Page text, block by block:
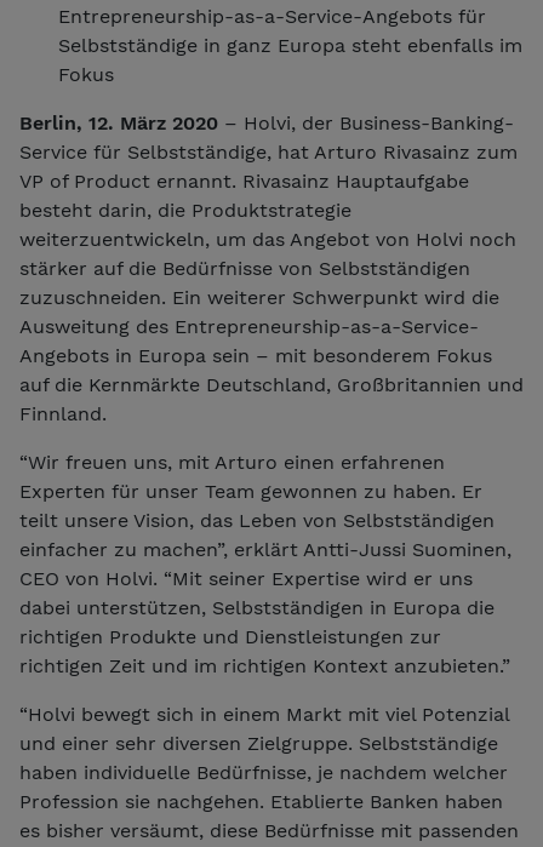
Entrepreneurship-as-a-Service-Angebots für
Selbstständige in ganz Europa steht ebenfalls im
Fokus
Berlin, 12. März 2020 – Holvi, der Business-Banking-
Service für Selbstständige, hat Arturo Rivasainz zum
VP of Product ernannt. Rivasainz Hauptaufgabe
besteht darin, die Produktstrategie
weiterzuentwickeln, um das Angebot von Holvi noch
stärker auf die Bedürfnisse von Selbstständigen
zuzuschneiden. Ein weiterer Schwerpunkt wird die
Ausweitung des Entrepreneurship-as-a-Service-
Angebots in Europa sein – mit besonderem Fokus
auf die Kernmärkte Deutschland, Großbritannien und
Finnland.
“Wir freuen uns, mit Arturo einen erfahrenen
Experten für unser Team gewonnen zu haben. Er
teilt unsere Vision, das Leben von Selbstständigen
einfacher zu machen”, erklärt Antti-Jussi Suominen,
CEO von Holvi. “Mit seiner Expertise wird er uns
dabei unterstützen, Selbstständigen in Europa die
richtigen Produkte und Dienstleistungen zur
richtigen Zeit und im richtigen Kontext anzubieten.”
“Holvi bewegt sich in einem Markt mit viel Potenzial
und einer sehr diversen Zielgruppe. Selbstständige
haben individuelle Bedürfnisse, je nachdem welcher
Profession sie nachgehen. Etablierte Banken haben
es bisher versäumt, diese Bedürfnisse mit passenden